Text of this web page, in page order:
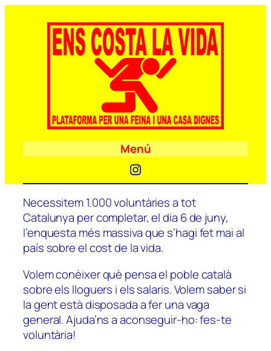
Menú
Instagram
Necessitem 1.000 voluntàries a tot
Catalunya per completar, el dia 6 de juny,
l’enquesta més massiva que s’hagi fet mai al
país sobre el cost de la vida.
Volem conèixer què pensa el poble català
sobre els lloguers i els salaris. Volem saber si
la gent està disposada a fer una vaga
general. Ajuda’ns a aconseguir-ho: fes-te
voluntària!